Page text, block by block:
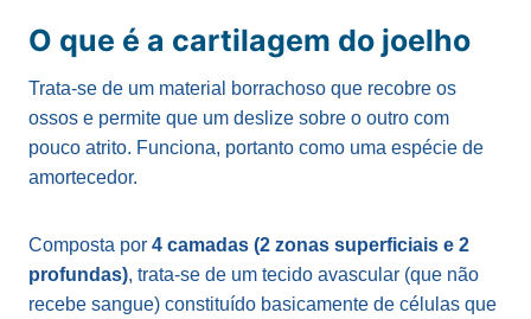
O que é a cartilagem do joelho
Trata-se de um material borrachoso que recobre os
ossos e permite que um deslize sobre o outro com
pouco atrito. Funciona, portanto como uma espécie de
amortecedor.
Composta por 4 camadas (2 zonas superficiais e 2
profundas), trata-se de um tecido avascular (que não
recebe sangue) constituído basicamente de células que